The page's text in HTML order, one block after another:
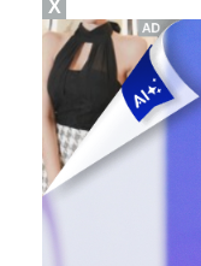
[ST포토]
[ST포토]
[ST포토]
X